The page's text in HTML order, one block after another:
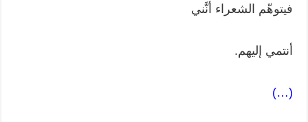
فيتوهّم الشعراء أنَّني
أنتمي إليهم.
(…)